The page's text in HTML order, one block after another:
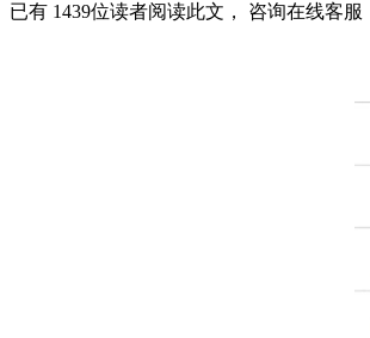
已有 1439位读者阅读此文， 咨询在线客